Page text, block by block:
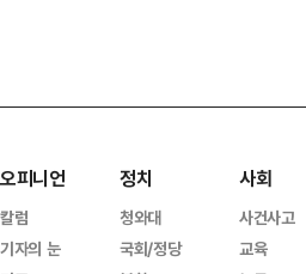
오피니언
칼럼
기자의 눈
정치
청와대
국회/정당
사회
사건사고
교육